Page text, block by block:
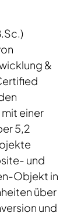
&
einer
5,2
und
Objekt in
über
und